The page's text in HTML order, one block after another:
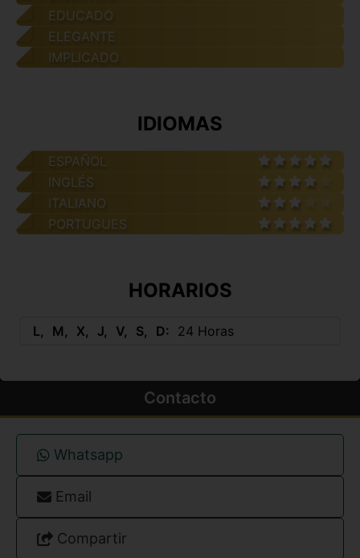
EDUCADO
ELEGANTE
IMPLICADO
IDIOMAS
ESPAÑOL
INGLÉS
ITALIANO
PORTUGUES
HORARIOS
L M X J V S D 24 Horas
Contacto
Whatsapp
Email
Compartir